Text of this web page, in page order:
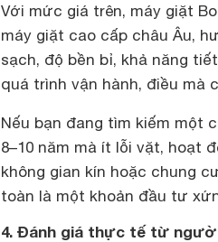
Với mức giá trên, máy giặt
máy giặt cao cấp châu Âu,
sạch, độ bền bỉ, khả năng
quá trình vận hành, điều mà
Nếu bạn đang tìm kiếm một
8–10 năm mà ít lỗi vặt, hoạt
không gian kín hoặc chung
toàn là một khoản đầu tư
4. Đánh giá thực tế từ người